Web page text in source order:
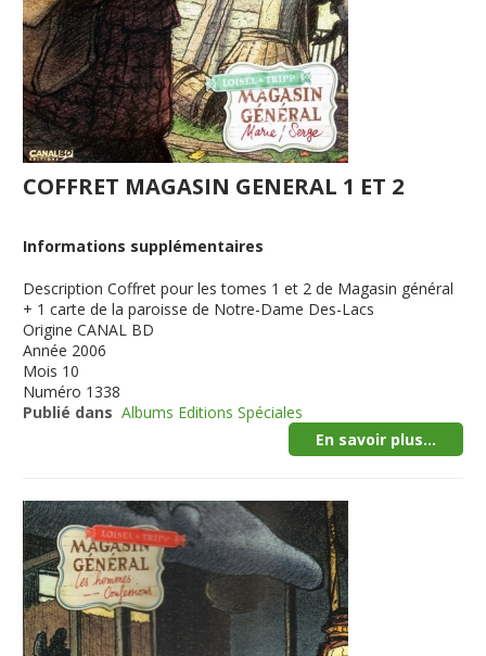
COFFRET MAGASIN GENERAL 1 ET 2
Informations supplémentaires
Description Coffret pour les tomes 1 et 2 de Magasin général
+ 1 carte de la paroisse de Notre-Dame Des-Lacs
Origine CANAL BD
Année 2006
Mois 10
Numéro 1338
Publié dans Albums Editions Spéciales
En savoir plus...